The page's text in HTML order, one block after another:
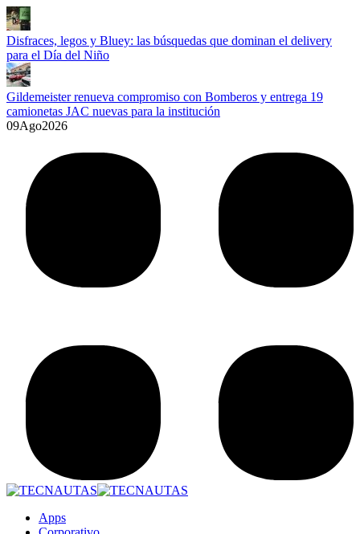
Disfraces, legos y Bluey: las búsquedas que dominan el delivery
para el Día del Niño
Gildemeister renueva compromiso con Bomberos y entrega 19
camionetas JAC nuevas para la institución
09Ago2026
Apps